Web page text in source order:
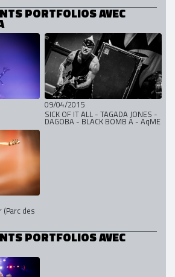
PORTFOLIOS AVEC
09/04/2015
SICK OF IT ALL - TAGADA JONES -
DAGOBA - BLACK BOMB A - AqME
(Parc des
PORTFOLIOS AVEC